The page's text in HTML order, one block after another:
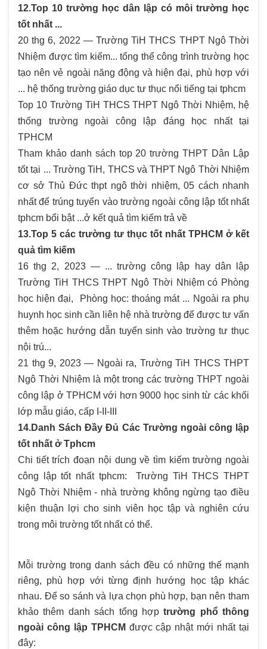
12.Top 10 trường học dân lập có môi trường học
tốt nhất ...
20 thg 6, 2022 — Trường TiH THCS THPT Ngô Thời
Nhiệm được tìm kiếm... tổng thể công trình trường học
tạo nên vẻ ngoài năng động và hiện đại, phù hợp với
... hệ thống trường giáo dục tư thục nổi tiếng tại tphcm
Top 10 Trường TiH THCS THPT Ngô Thời Nhiệm, hệ
thống trường ngoài công lập đáng học nhất tại
TPHCM
Tham khảo danh sách top 20 trường THPT Dân Lập
tốt tại ... Trường TiH, THCS và THPT Ngô Thời Nhiệm
cơ sở Thủ Đức thpt ngô thời nhiệm, 05 cách nhanh
nhất để trúng tuyển vào trường ngoài công lập tốt nhất
tphcm bổi bật ...ở kết quả tìm kiếm trả về
13.Top 5 các trường tư thục tốt nhất TPHCM ở kết
quả tìm kiếm
16 thg 2, 2023 — ... trường công lập hay dân lập
Trường TiH THCS THPT Ngô Thời Nhiệm có Phòng
học hiện đại, Phòng học: thoáng mát ... Ngoài ra phụ
huynh học sinh cần liên hệ nhà trường để được tư vấn
thêm hoặc hướng dẫn tuyển sinh vào trường tư thục
nội trú...
21 thg 9, 2023 — Ngoài ra, Trường TiH THCS THPT
Ngô Thời Nhiệm là một trong các trường THPT ngoài
công lập ở TPHCM với hơn 9000 học sinh từ các khối
lớp mẫu giáo, cấp I-II-III
14.Danh Sách Đầy Đủ Các Trường ngoài công lập
tốt nhất ở Tphcm
Chi tiết trích đoạn nội dung về tìm kiếm trường ngoài
công lập tốt nhất tphcm: Trường TiH THCS THPT
Ngô Thời Nhiệm - nhà trường không ngừng tạo điều
kiện thuận lợi cho sinh viên học tập và nghiên cứu
trong môi trường tốt nhất có thể.
Mỗi trường trong danh sách đều có những thế mạnh
riêng, phù hợp với từng định hướng học tập khác
nhau. Để so sánh và lựa chọn phù hợp, bạn nên tham
khảo thêm danh sách tổng hợptrường phổ thông
ngoài công lập TPHCM được cập nhật mới nhất tại
đây: